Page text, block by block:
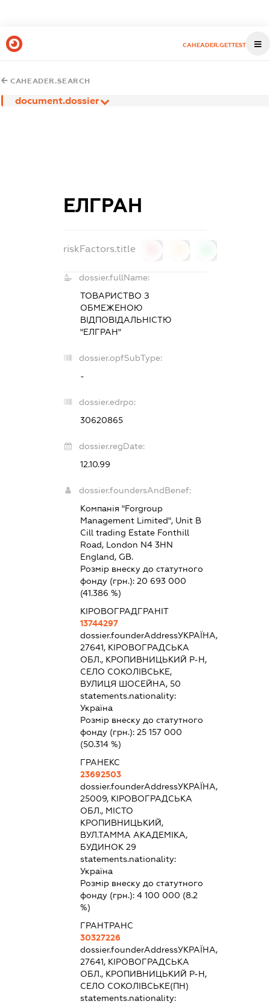
CAHEADER.GETTEST
CAHEADER.SEARCH
document.dossier
ЕЛГРАН
riskFactors.title
dossier.fullName:
ТОВАРИСТВО З
ОБМЕЖЕНОЮ
ВІДПОВІДАЛЬНІСТЮ
"ЕЛГРАН"
dossier.opfSubType:
-
dossier.edrpo:
30620865
dossier.regDate:
12.10.99
dossier.foundersAndBenef:
Компанія "Forgroup
Management Limited", Unit B
Cill trading Estate Fonthill
Road, London N4 3HN
England, GB.
Розмір внеску до статутного
фонду (грн.): 20 693 000
(41.386 %)
КІРОВОГРАДГРАНІТ
13744297
dossier.founderAddressУКРАЇНА,
27641, КІРОВОГРАДСЬКА
ОБЛ., КРОПИВНИЦЬКИЙ Р-Н,
СЕЛО СОКОЛІВСЬКЕ,
ВУЛИЦЯ ШОСЕЙНА, 50
statements.nationality:
Україна
Розмір внеску до статутного
фонду (грн.): 25 157 000
(50.314 %)
ГРАНЕКС
23692503
dossier.founderAddressУКРАЇНА,
25009, КІРОВОГРАДСЬКА
ОБЛ., МІСТО
КРОПИВНИЦЬКИЙ,
ВУЛ.ТАММА АКАДЕМІКА,
БУДИНОК 29
statements.nationality:
Україна
Розмір внеску до статутного
фонду (грн.): 4 100 000 (8.2
%)
ГРАНТРАНС
30327226
dossier.founderAddressУКРАЇНА,
27641, КІРОВОГРАДСЬКА
ОБЛ., КРОПИВНИЦЬКИЙ Р-Н,
СЕЛО СОКОЛІВСЬКЕ(ПН)
statements.nationality: